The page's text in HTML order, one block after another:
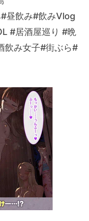
昼飲み#飲みVlog
#居酒屋巡り #晩
飲み女子#街ぶら#